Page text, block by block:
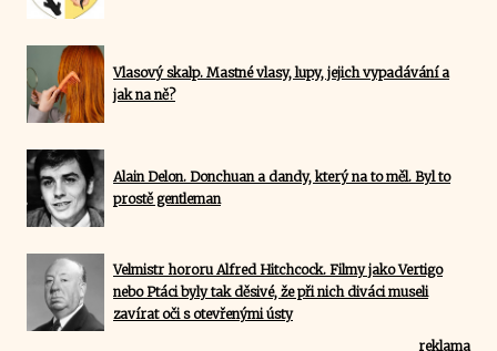
Vlasový skalp. Mastné vlasy, lupy, jejich vypadávání a
jak na ně?
Alain Delon. Donchuan a dandy, který na to měl. Byl to
prostě gentleman
Velmistr hororu Alfred Hitchcock. Filmy jako Vertigo
nebo Ptáci byly tak děsivé, že při nich diváci museli
zavírat oči s otevřenými ústy
reklama